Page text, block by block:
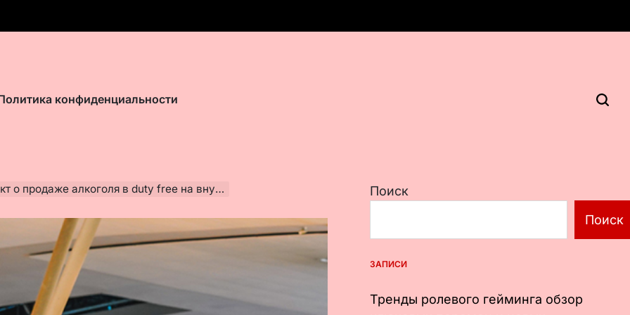
конфиденциальности
алкоголя в duty free на внутренних рейсах
Поиск
Поиск
ЗАПИСИ
Тренды ролевого гейминга обзор